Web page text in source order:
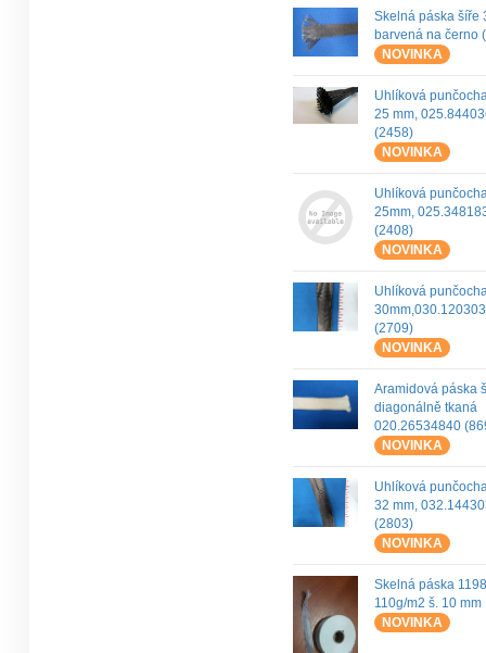
Skelná páska šíře
barvená na černo
NOVINKA
Uhlíková
25 mm,
(2458)
NOVINKA
Uhlíková
25mm,
(2408)
NOVINKA
Uhlíková
(2709)
NOVINKA
Aramidová páska
diagonálně tkaná
020.26534840
NOVINKA
Uhlíková
32 mm,
(2803)
NOVINKA
Skelná páska
110g/m2 š. 10 mm
NOVINKA